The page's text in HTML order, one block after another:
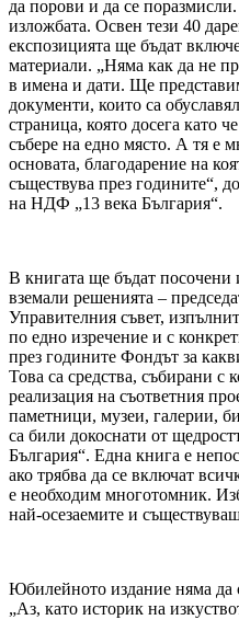
да порови и да се
изложбата. Освен тези 40
експозицията ще бъдат
материали. „Няма как да не
в имена и дати. Ще
документи, които са
страница, която досега като
събере на едно място. А тя е
основата, благодарение на
съществува през годините“,
на НДФ „13 века България“.
В книгата ще бъдат посочени
вземали решенията –
Управителния съвет,
по едно изречение и с
през годините Фондът за
Това са средства, събирани с
реализация на съответния
паметници, музеи, галерии,
са били докоснати от
България“. Една книга е
ако трябва да се включат
е необходим многотомник.
най-осезаемите и
Юбилейното издание няма да
„Аз, като историк на